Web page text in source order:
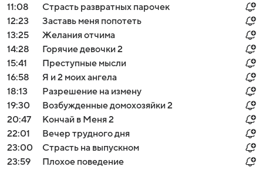
11:08
Страсть развратных парочек
12:23
Заставь меня попотеть
13:25
Желания отчима
14:28
Горячие девочки 2
15:41
Преступные мысли
16:58
Я и 2 моих ангела
18:13
Разрешение на измену
19:30
Возбужденные домохозяйки 2
20:47
Кончай в Меня 2
22:01
Вечер трудного дня
23:00
Страсть на выпускном
23:59
Плохое поведение